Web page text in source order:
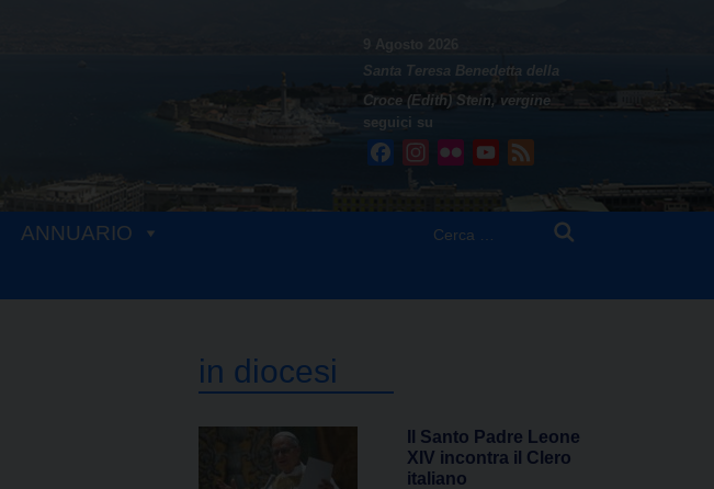
9 Agosto 2026
Santa Teresa Benedetta della
Croce (Edith) Stein, vergine
seguici su
FacebookInstagram
Flickr YouTube
ANNUARIO
in diocesi
Il Santo Padre Leone
XIV incontra il Clero
italiano